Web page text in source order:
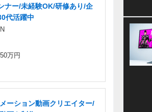
ナー/未経験OK/研修あり/企
代活躍中
万円
ーション動画クリエイター/